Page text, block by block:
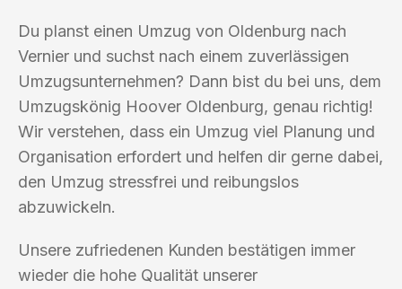
Du planst einen Umzug von Oldenburg nach
Vernier und suchst nach einem zuverlässigen
Umzugsunternehmen? Dann bist du bei uns, dem
Umzugskönig Hoover Oldenburg, genau richtig!
Wir verstehen, dass ein Umzug viel Planung und
Organisation erfordert und helfen dir gerne dabei,
den Umzug stressfrei und reibungslos
abzuwickeln.
Unsere zufriedenen Kunden bestätigen immer
wieder die hohe Qualität unserer